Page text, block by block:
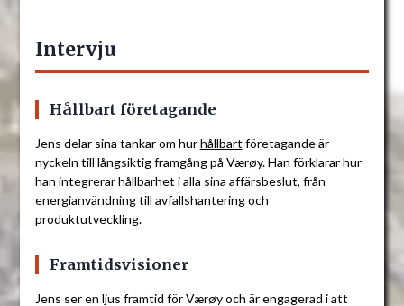
Intervju
Hållbart företagande
Jens delar sina tankar om hurhållbart företagande är
nyckeln till långsiktig framgång på Værøy. Han förklarar hur
han integrerar hållbarhet i alla sina affärsbeslut, från
energianvändning till avfallshantering och
produktutveckling.
Framtidsvisioner
Jens ser en ljus framtid för Værøy och är engagerad i att